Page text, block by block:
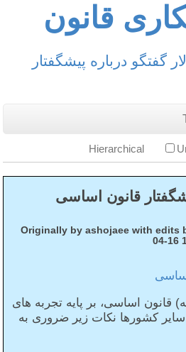
قانون
گفتگو درباره پیشگفتار
Hierarchical
قانون اساسی
(1.3) Originally by ashojaee with
04-16
قانون اساسی، بر پایه تجربه‌ های
کشورها نکات زیر ضروری به